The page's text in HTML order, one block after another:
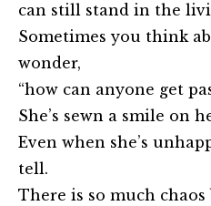
can still stand in the
Sometimes you think
wonder,
“how can anyone get
She’s sewn a smile on
Even when she’s
tell.
There is so much